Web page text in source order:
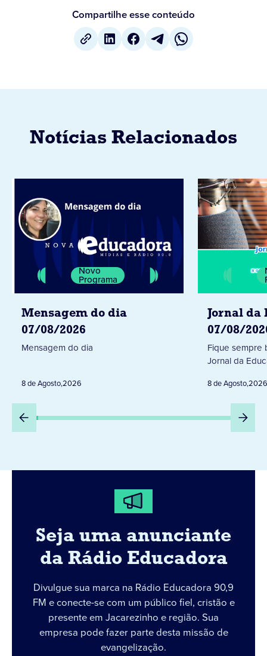
Compartilhe esse conteúdo
Notícias Relacionados
Novo
Programa
Mensagem do dia
07/08/2026
Mensagem do dia
8 de Agosto,2026
Jornal da
07/08/
Fique sempre
Jornal da
8 de Agosto,2026
Seja uma anunciante
da Rádio Educadora
Divulgue sua marca na Rádio Educadora 90,9
FM e conecte-se com um público fiel, cristão e
presente em Jacarezinho e região. Sua
empresa pode fazer parte desta missão de
evangelização.